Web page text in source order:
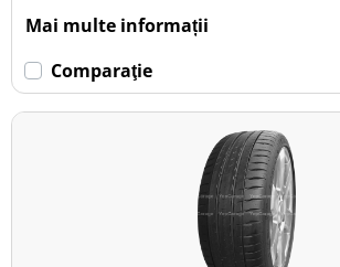
Mai multe informații
Comparaţie